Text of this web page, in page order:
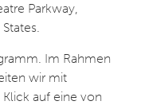
Parkway,
Im Rahmen
wir mit
auf eine von